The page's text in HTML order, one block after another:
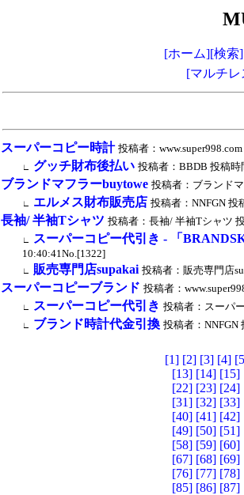
[ホーム][検索]
[マルチ
スーパーコピー時計 投稿者：
∟ グッチ財布後払い 投稿者：BBDB 投稿
ブランドマフラーbuytowe 投稿者：ブランド
∟ エルメス財布販売店 投稿者：NNFGN 投
長袖/ 半袖Tシャツ 投稿者：長袖/ 半袖Tシャツ
∟ スーパーコピー代引き - 「
10:40:41No.[1322]
∟ 販売専門店supakai 投稿者：販売専門店
スーパーコピーブランド 投稿者：
∟ スーパーコピー代引き 投稿者：スーパ
∟ ブランド時計代金引換 投稿者：NNFGN
[1] [2] [3] [4]
[13] [14] [15]
[22] [23] [24]
[31] [32] [33]
[40] [41] [42]
[49] [50] [51]
[58] [59] [60]
[67] [68] [69]
[76] [77] [78]
[85] [86] [87]